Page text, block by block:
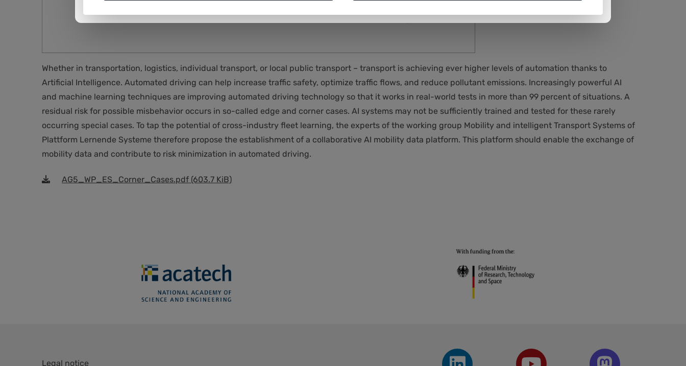
Whether in transportation, logistics, individual transport, or local public transport – transport is achieving ever higher levels of automation thanks to
Artificial Intelligence. Automated driving can help increase traffic safety, optimize traffic flows, and reduce pollutant emissions. Increasingly powerful AI
and machine learning techniques are improving automated driving technology so that it works in real-world tests in more than 99 percent of situations. A
residual risk for possible misbehavior occurs in so-called edge and corner cases. AI systems may not be sufficiently trained and tested for these rarely
occurring special cases. To tap the potential of cross-industry fleet learning, the experts of the working group Mobility and intelligent Transport Systems of
Plattform Lernende Systeme therefore propose the establishment of a collaborative AI mobility data platform. This platform should enable the exchange of
mobility data and contribute to risk minimization in automated driving.
AG5_WP_ES_Corner_Cases.pdf (603.7 KiB)
Legal notice